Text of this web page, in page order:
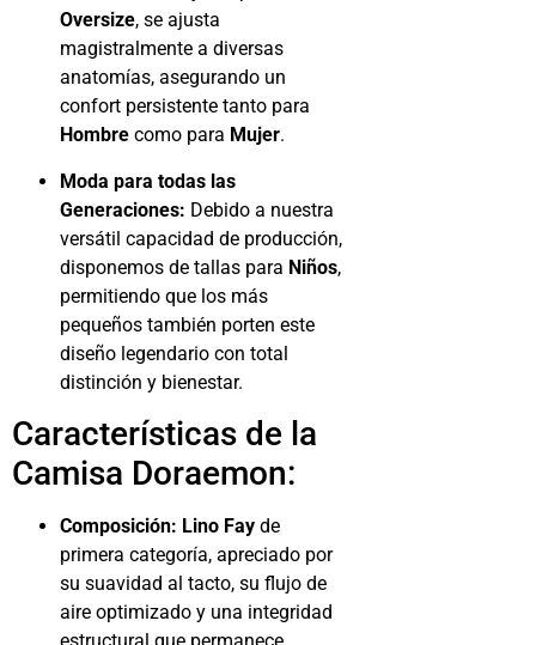
Oversize, se ajusta
magistralmente a diversas
anatomías, asegurando un
confort persistente tanto para
Hombre como para Mujer.
Moda para todas las
Generaciones: Debido a nuestra
versátil capacidad de producción,
disponemos de tallas para Niños,
permitiendo que los más
pequeños también porten este
diseño legendario con total
distinción y bienestar.
Características de la
Camisa Doraemon:
Composición: Lino Fay de
primera categoría, apreciado por
su suavidad al tacto, su flujo de
aire optimizado y una integridad